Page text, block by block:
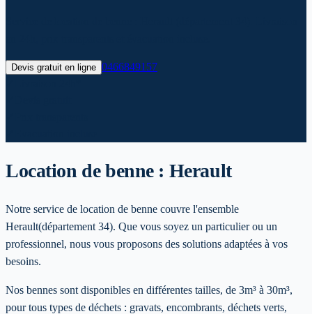
Devis gratuit en ligne 0466849157
Location de benne : Herault
Notre service de location de benne couvre l'ensemble
Herault(département 34). Que vous soyez un particulier ou un
professionnel, nous vous proposons des solutions adaptées à vos
besoins.
Nos bennes sont disponibles en différentes tailles, de 3m³ à 30m³,
pour tous types de déchets : gravats, encombrants, déchets verts,